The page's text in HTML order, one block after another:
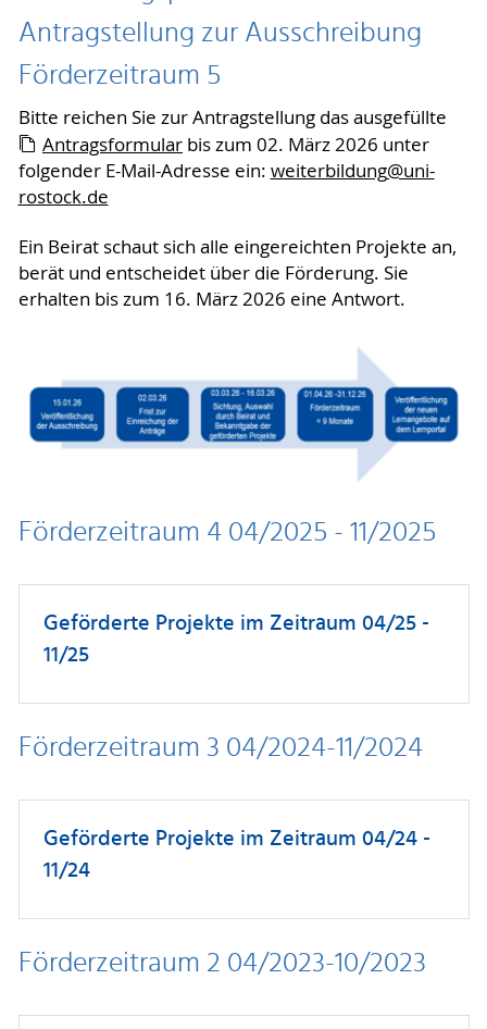
Antragstellung zur Ausschreibung
Förderzeitraum 5
Bitte reichen Sie zur Antragstellung das ausgefüllte
Antragsformular bis zum 02. März 2026 unter
folgender E-Mail-Adresse ein: weiterbildung@uni-
rostock.de
Ein Beirat schaut sich alle eingereichten Projekte an,
berät und entscheidet über die Förderung. Sie
erhalten bis zum 16. März 2026 eine Antwort.
Förderzeitraum 4 04/2025 - 11/2025
Geförderte Projekte im Zeitraum 04/25 -
11/25
Förderzeitraum 3 04/2024-11/2024
Geförderte Projekte im Zeitraum 04/24 -
11/24
Förderzeitraum 2 04/2023-10/2023